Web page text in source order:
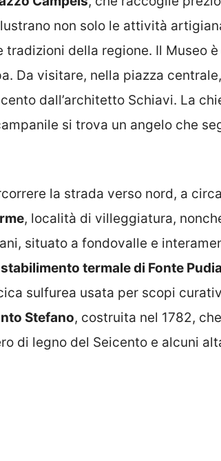
non solo le attività
tradizioni della regione. Il Museo
Da visitare, nella piazza
dall’architetto Schiavi. La
si trova un angelo che
la strada verso nord, a
, località di villeggiatura,
situato a fondovalle e
stabilimento termale di Fonte Pudia
sulfurea usata per scopi
Stefano, costruita nel 1782,
di legno del Seicento e alcuni